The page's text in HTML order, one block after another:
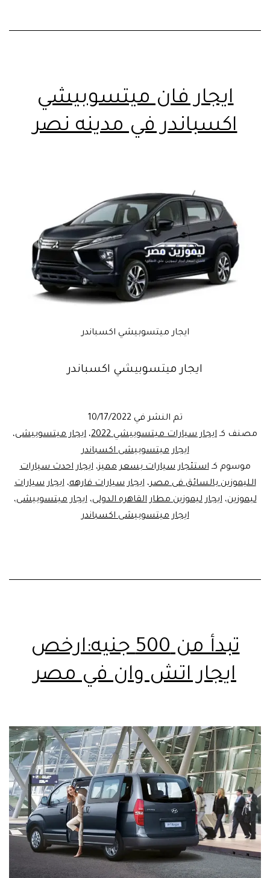
ايجار فان ميتسوبيشي
اكسباندر في مدينه نصر
ايجار ميتسوبيشي اكسباندر
ايجار ميتسوبيشي اكسباندر
تم النشر في 10/17/2022
مصنف كـ ايجار سيارات ميتسوبيشي 2022 ، ايجار ميتسوبيشى،
ايجار ميتسوبيشى اكسباندر
موسوم كـاستئجار سيارات بسعر مميز،ايجار احدث سيارات
الليموزين بالسائق فى مصر،ايجار سيارات فارهه،ايجار سيارات
ليموزين،ايجار ليموزين مطار القاهره الدولى،ايجار ميتسوبيشى،
ايجار ميتسوبيشى اكسباندر
تبدأ من 500 جنيه:ارخص
ايجار اتش وان في مصر